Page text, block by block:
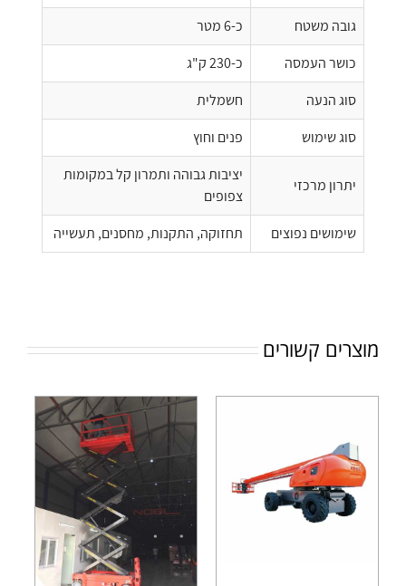
גובה משטח
כ-6 מטר
כושר העמסה
כ-230 ק"ג
סוג הנעה
חשמלית
סוג שימוש
פנים וחוץ
יתרון מרכזי
יציבות גבוהה ותמרון קל במקומות
צפופים
שימושים נפוצים
תחזוקה, התקנות, מחסנים, תעשייה
מוצרים קשורים